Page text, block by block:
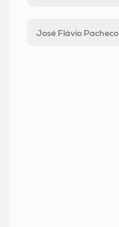
José Flávio Pacheco